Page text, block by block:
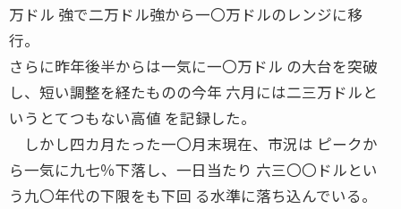
万ドル 強で二万ドル強から一〇万ドルのレンジに移
行。
さらに昨年後半からは一気に一〇万ドル の大台を突破
し、短い調整を経たものの今年 六月には二三万ドルと
いうとてつもない高値 を記録した。
しかし四カ月たった一〇月末現在、市況は ピークか
ら一気に九七％下落し、一日当たり 六三〇〇ドルとい
う九〇年代の下限をも下回 る水準に落ち込んでいる。